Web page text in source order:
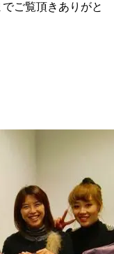
ご覧頂きありがと